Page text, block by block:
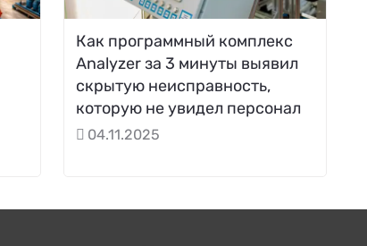
Как программный комплекс
Analyzer за 3 минуты выявил
скрытую неисправность,
которую не увидел персонал
04.11.2025